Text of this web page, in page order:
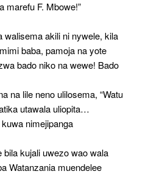
marefu F. Mbowe!”
walisema akili ni nywele, kila
baba, pamoja na yote
bado niko na wewe! Bado
na lile neno ulilosema, “Watu
utawala uliopita…
nimejipanga
kujali uwezo wao wala
Watanzania muendelee